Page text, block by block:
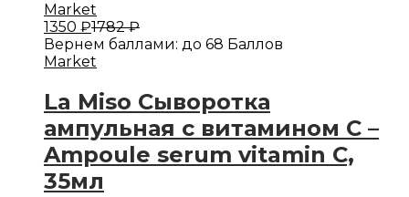
Market
1350 ₽1782₽
Вернем баллами: до 68 Баллов
Market
La Miso Сыворотка
ампульная с витамином С –
Ampoule serum vitamin C,
35мл